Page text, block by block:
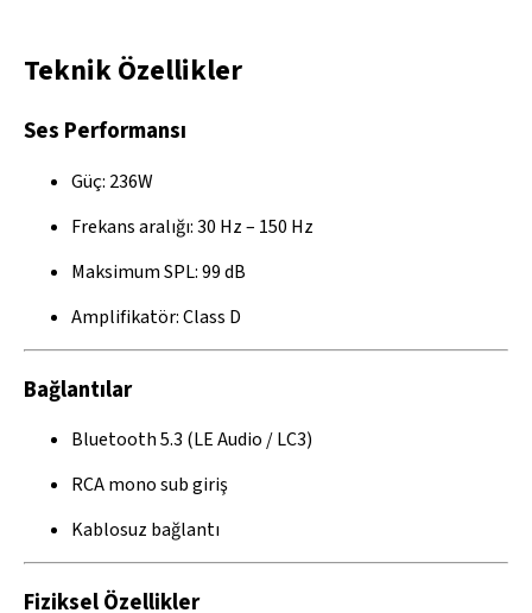
Teknik Özellikler
Ses Performansı
Güç: 236W
Frekans aralığı: 30 Hz – 150 Hz
Maksimum SPL: 99 dB
Amplifikatör: Class D
Bağlantılar
Bluetooth 5.3 (LE Audio / LC3)
RCA mono sub giriş
Kablosuz bağlantı
Fiziksel Özellikler